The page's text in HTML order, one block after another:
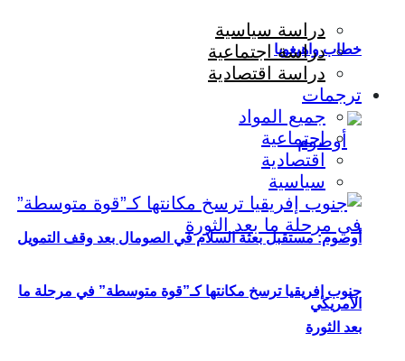
خطاب واهيغويا
أوصوم: مستقبل بعثة السلام في الصومال بعد وقف التمويل
الأمريكي
دراسة سياسية
دراسة اجتماعية
دراسة اقتصادية
ترجمات
جميع المواد
اجتماعية
اقتصادية
سياسية
جنوب إفريقيا ترسخ مكانتها كـ”قوة متوسطة” في مرحلة ما
بعد الثورة